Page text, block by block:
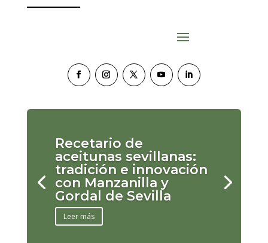
Recetario de
aceitunas sevillanas:
tradición e innovación
con Manzanilla y
Gordal de Sevilla
Leer más